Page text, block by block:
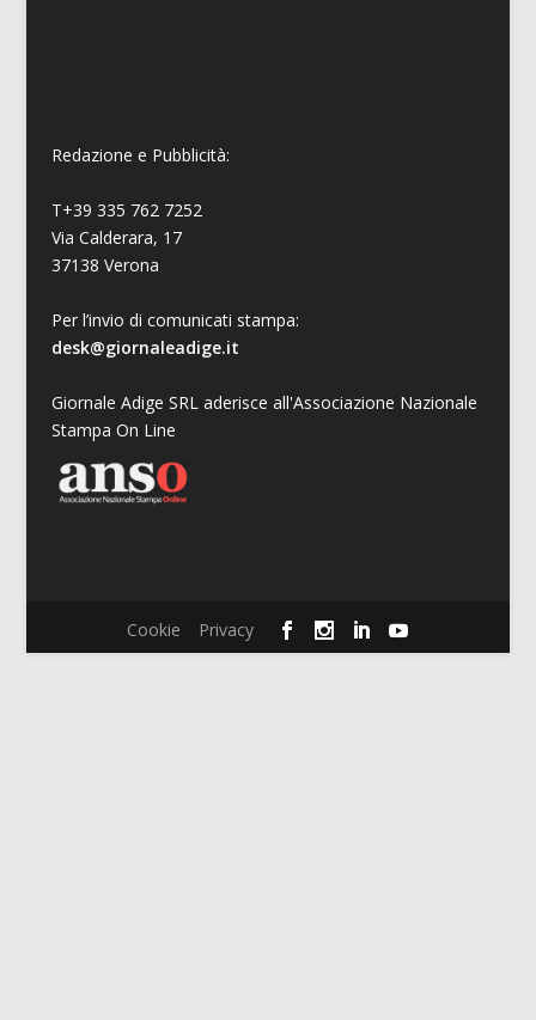
Redazione e Pubblicità:
T+39 335 762 7252
Via Calderara, 17
37138 Verona
Per l’invio di comunicati stampa:
desk@giornaleadige.it
Giornale Adige SRL aderisce all'Associazione Nazionale
Stampa On Line
Cookie Privacy